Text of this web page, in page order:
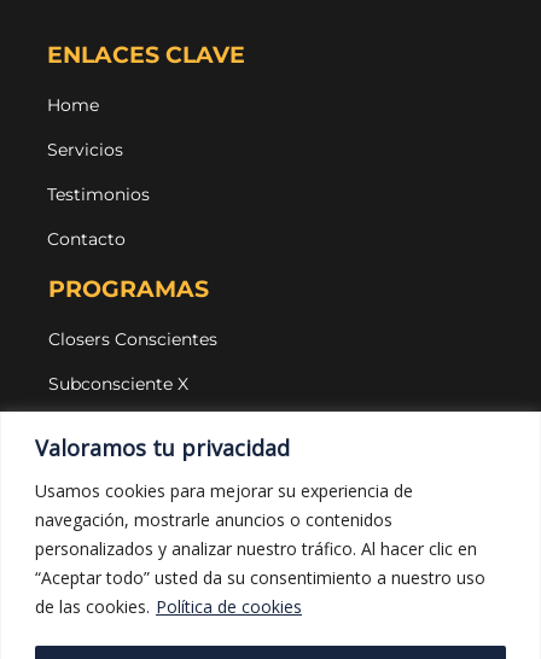
Valoramos tu privacidad
Usamos cookies para mejorar su experiencia de
navegación, mostrarle anuncios o contenidos
personalizados y analizar nuestro tráfico. Al hacer clic en
“Aceptar todo” usted da su consentimiento a nuestro uso
de las cookies. Política de cookies
ENLACES CLAVE
Home
Servicios
Testimonios
Contacto
PROGRAMAS
Closers Conscientes
Subconsciente X
LEGAL Y PROTECCIÓN
Aviso legal
Política de privacidad
Política de cookies